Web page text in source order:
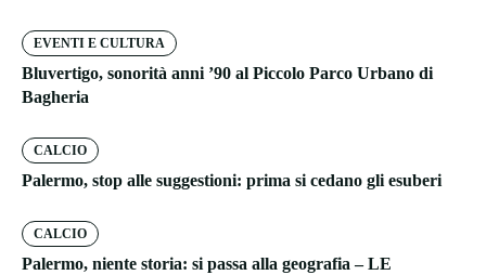
EVENTI E CULTURA
Bluvertigo, sonorità anni ’90 al Piccolo Parco Urbano di
Bagheria
CALCIO
Palermo, stop alle suggestioni: prima si cedano gli esuberi
CALCIO
Palermo, niente storia: si passa alla geografia – LE